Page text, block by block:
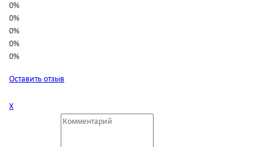
0%
0%
0%
0%
0%
Оставить отзыв
Х